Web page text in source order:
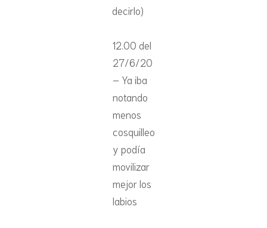
decirlo)
12.00 del
27/6/20
– Ya iba
notando
menos
cosquilleo
y podía
movilizar
mejor los
labios